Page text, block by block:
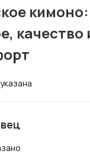
качество